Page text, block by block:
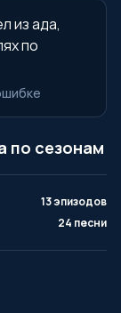
из ада,
по
по сезонам
13 эпизодов
24 песни